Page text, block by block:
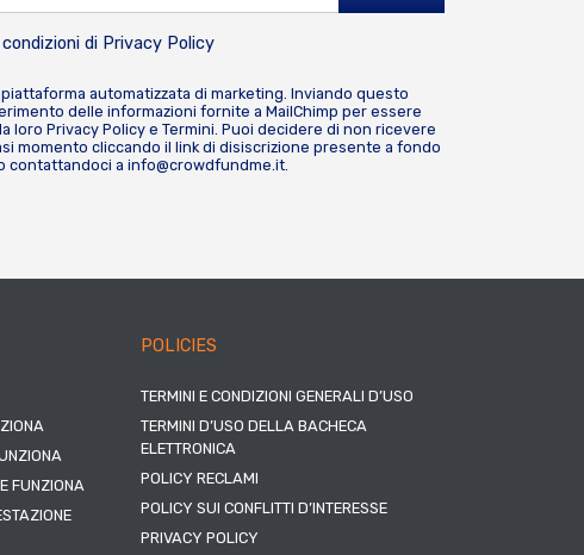
di Privacy Policy
piattaforma automatizzata di marketing. Inviando questo
delle informazioni fornite a MailChimp per essere
loro Privacy Policy e Termini. Puoi decidere di non ricevere
momento cliccando il link di disiscrizione presente a fondo
contattandoci a info@crowdfundme.it.
FUNZIONA
POLICIES
TERMINI E CONDIZIONI GENERALI D’USO
TERMINI D’USO DELLA BACHECA
ELETTRONICA
POLICY RECLAMI
POLICY SUI CONFLITTI D’INTERESSE
PRIVACY POLICY